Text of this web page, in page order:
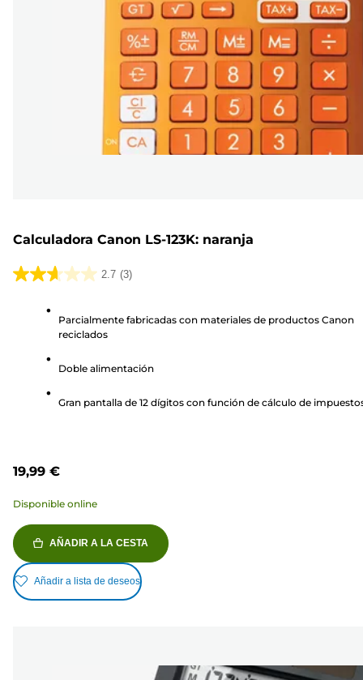
Calculadora Canon LS-123K: naranja
2.7 (3)
2.7
estrellas.
Parcialmente fabricadas con materiales de productos Canon
reciclados
Doble alimentación
Gran pantalla de 12 dígitos con función de cálculo de
19,99 €
Disponible online
AÑADIR A LA CESTA
Añadir a lista de deseos